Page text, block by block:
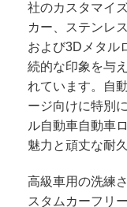
社のカスタマイ
カー、ステンレ
および3Dメタル
続的な印象を与
れています。自
ージ向けに特別
ル自動車自動車
魅力と頑丈な耐
高級車用の洗練
スタムカーフリ